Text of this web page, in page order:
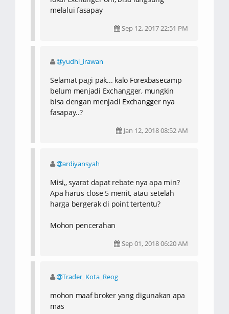
melalui fasapay
Sep 12, 2017 22:51 PM
yudhi_irawan
Selamat pagi pak... kalo Forexbasecamp
belum menjadi Exchangger, mungkin
bisa dengan menjadi Exchangger nya
fasapay..?
Jan 12, 2018 08:52 AM
ardiyansyah
Misi,, syarat dapat rebate nya apa min?
Apa harus close 5 menit, atau setelah
harga bergerak di point tertentu?
Mohon pencerahan
Sep 01, 2018 06:20 AM
Trader_Kota_Reog
mohon maaf broker yang digunakan apa
mas